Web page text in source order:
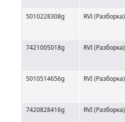
5010228308g RVI (Разборка)
7421005018g RVI (Разборка)
5010514656g RVI (Разборка)
7420828416g RVI (Разборка)